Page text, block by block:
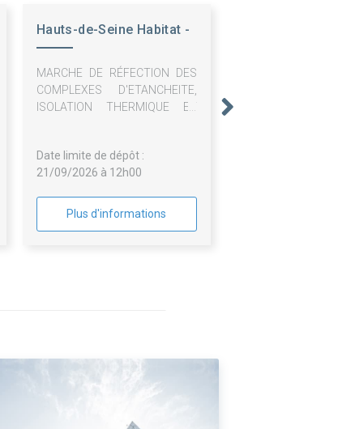
Hauts-de-Seine Habitat -
MARCHE DE RÉFECTION DES
COMPLEXES D'ETANCHEITE,
ISOLATION THERMIQUE ET
INACCESSIBLES
Date limite de dépôt :
21/09/2026 à 12h00
Plus d'informations